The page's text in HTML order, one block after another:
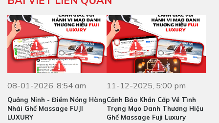
08-01-2026, 8:54 am
Quảng Ninh - Điểm Nóng Hàng
Nhái Ghế Massage FUJI
LUXURY
11-12-2025, 5:00 pm
Cảnh Báo Khẩn Cấp Về Tình
Trạng Mạo Danh Thương Hiệu
Ghế Massage Fuji Luxury